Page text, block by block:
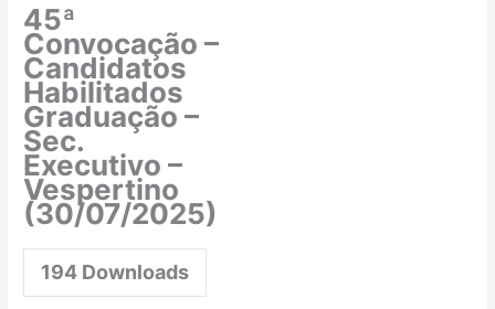
45ª
Convocação –
Candidatos
Habilitados
Graduação –
Sec.
Executivo –
Vespertino
(30/07/2025)
194 Downloads